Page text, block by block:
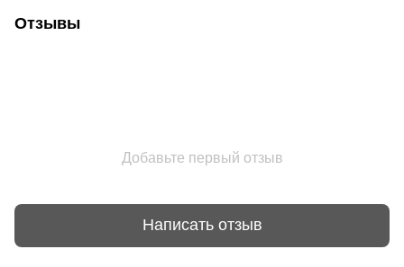
Отзывы
Добавьте первый отзыв
Написать отзыв